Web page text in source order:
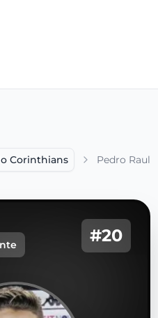
Corinthians Pedro Raul
#20